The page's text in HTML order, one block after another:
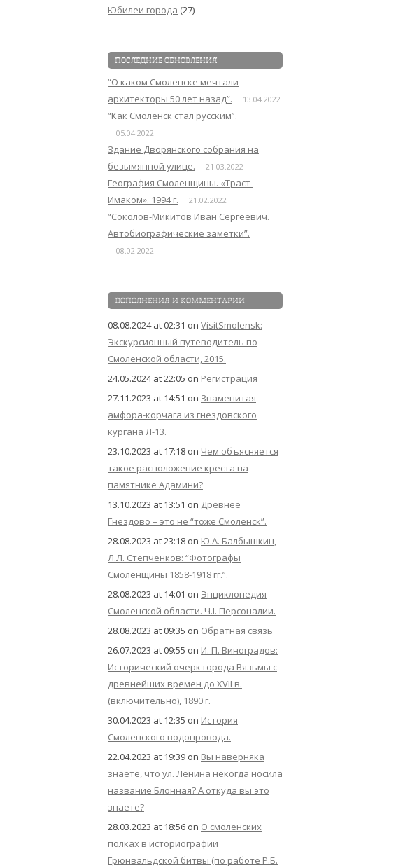
Юбилеи города (27)
ПОСЛЕДНИЕ ОБНОВЛЕНИЯ
“О каком Смоленске мечтали
архитекторы 50 лет назад”.
13.04.2022
“Как Смоленск стал русским”.
05.04.2022
Здание Дворянского собрания на
безымянной улице.
21.03.2022
География Смоленщины. «Траст-
Имаком». 1994 г.
21.02.2022
“Соколов-Микитов Иван Сергеевич.
Автобиографические заметки”.
08.02.2022
ДОПОЛНЕНИЯ И КОММЕНТАРИИ
08.08.2024 at 02:31 on VisitSmolensk:
Экскурсионный путеводитель по
Смоленской области, 2015.
24.05.2024 at 22:05 on Регистрация
27.11.2023 at 14:51 on Знаменитая
амфора-корчага из гнездовского
кургана Л-13.
23.10.2023 at 17:18 on Чем объясняется
такое расположение креста на
памятнике Адамини?
13.10.2023 at 13:51 on Древнее
Гнездово – это не “тоже Смоленск”.
28.08.2023 at 23:18 on Ю.А. Балбышкин,
Л.Л. Степченков: “Фотографы
Смоленщины 1858-1918 гг.”.
28.08.2023 at 14:01 on Энциклопедия
Смоленской области. Ч.I. Персоналии.
28.08.2023 at 09:35 on Обратная связь
26.07.2023 at 09:55 on И. П. Виноградов:
Исторический очерк города Вязьмы с
древнейших времен до XVII в.
(включительно), 1890 г.
30.04.2023 at 12:35 on История
Смоленского водопровода.
22.04.2023 at 19:39 on Вы наверняка
знаете, что ул. Ленина некогда носила
название Блонная? А откуда вы это
знаете?
28.03.2023 at 18:56 on О смоленских
полках в историографии
Грюнвальдской битвы (по работе Р.Б.